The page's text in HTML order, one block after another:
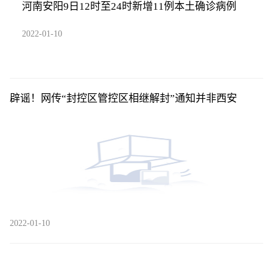
河南安阳9日12时至24时新增11例本土确诊病例
2022-01-10
辟谣！网传“封控区管控区相继解封”通知并非西安
2022-01-10